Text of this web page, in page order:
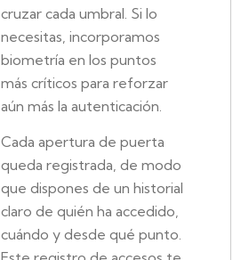
cruzar cada umbral. Si lo
necesitas, incorporamos
biometría en los puntos
más críticos para reforzar
aún más la autenticación.
Cada apertura de puerta
queda registrada, de modo
que dispones de un historial
claro de quién ha accedido,
cuándo y desde qué punto.